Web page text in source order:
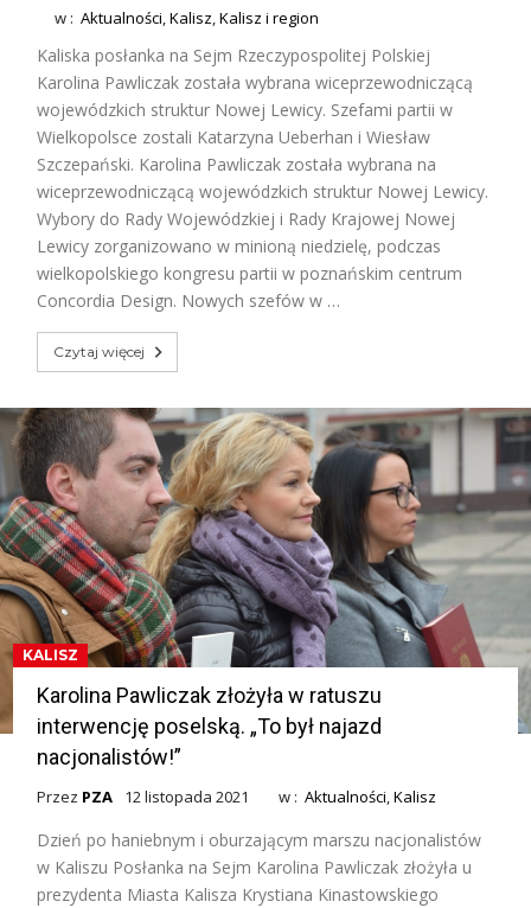
w :Aktualności ,Kalisz ,Kalisz i region
Kaliska posłanka na Sejm Rzeczypospolitej Polskiej
Karolina Pawliczak została wybrana wiceprzewodniczącą
wojewódzkich struktur Nowej Lewicy. Szefami partii w
Wielkopolsce zostali Katarzyna Ueberhan i Wiesław
Szczepański. Karolina Pawliczak została wybrana na
wiceprzewodniczącą wojewódzkich struktur Nowej Lewicy.
Wybory do Rady Wojewódzkiej i Rady Krajowej Nowej
Lewicy zorganizowano w minioną niedzielę, podczas
wielkopolskiego kongresu partii w poznańskim centrum
Concordia Design. Nowych szefów w …
Czytaj więcej
KALISZ
Karolina Pawliczak złożyła w ratuszu
interwencję poselską. „To był najazd
nacjonalistów!”
Przez PZA 12 listopada 2021 w :Aktualności,Kalisz
Dzień po haniebnym i oburzającym marszu nacjonalistów
w Kaliszu Posłanka na Sejm Karolina Pawliczak złożyła u
prezydenta Miasta Kalisza Krystiana Kinastowskiego